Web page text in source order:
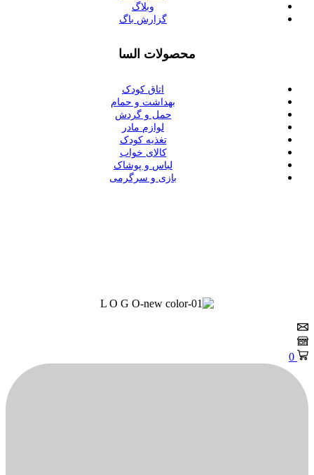
وبلاگ
گزارش باگ
محصولات السا
اتاق کودک
بهداشت و حمام
حمل و گردش
لوازم مادر
تغذیه کودک
کالای خواب
لباس و پوشاک
بازی و سرگرمی
0